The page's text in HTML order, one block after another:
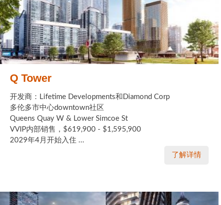
Q Tower
开发商：Lifetime Developments和Diamond Corp
多伦多市中心downtown社区
Queens Quay W & Lower Simcoe St
VVIP内部销售，$619,900 - $1,595,900
2029年4月开始入住 ...
了解详情